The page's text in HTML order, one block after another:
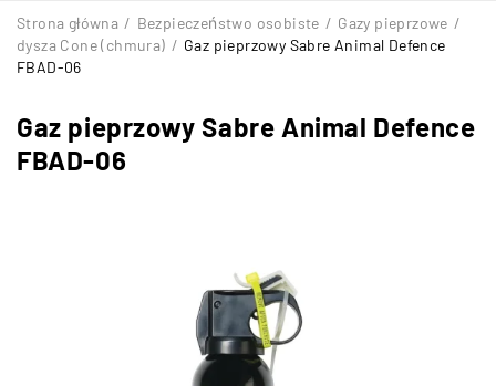
Gaz pieprzowy Sabre Animal Defence
FBAD-06
Strona główna / Bezpieczeństwo osobiste / Gazy pieprzowe /
dysza Cone (chmura) / Gaz pieprzowy Sabre Animal Defence
FBAD-06